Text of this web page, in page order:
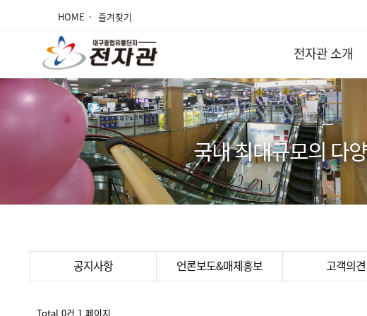
HOME 즐겨찾기
전자관 소개
국내 최대규모의 다
공지사항 언론보도&매체홍보 고객의견
Total 0건 1 페이지